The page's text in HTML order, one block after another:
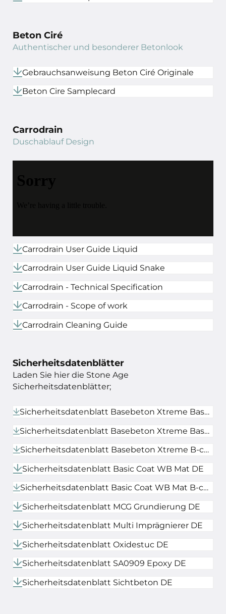
Beton Ciré
Authentischer und besonderer Betonlook
Gebrauchsanweisung Beton Ciré Originale
Beton Cire Samplecard
Carrodrain
Duschablauf Design
Carrodrain User Guide Liquid
Carrodrain User Guide Liquid Snake
Carrodrain - Technical Specification
Carrodrain - Scope of work
Carrodrain Cleaning Guide
Sicherheitsdatenblätter
Laden Sie hier die Stone Age
Sicherheitsdatenblätter;
Sicherheitsdatenblatt Basebeton Xtreme Basa / Medi / Sense DE
Sicherheitsdatenblatt Basebeton Xtreme Basa / Medi / Sense DE
Sicherheitsdatenblatt Basebeton Xtreme B-component DE
Sicherheitsdatenblatt Basic Coat WB Mat DE
Sicherheitsdatenblatt Basic Coat WB Mat B-component DE
Sicherheitsdatenblatt MCG Grundierung DE
Sicherheitsdatenblatt Multi Imprägnierer DE
Sicherheitsdatenblatt Oxidestuc DE
Sicherheitsdatenblatt SA0909 Epoxy DE
Sicherheitsdatenblatt Sichtbeton DE